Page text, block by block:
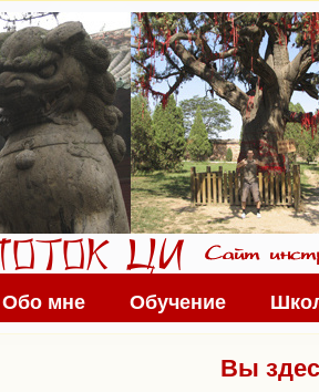
Обо мне Обучение
Вы